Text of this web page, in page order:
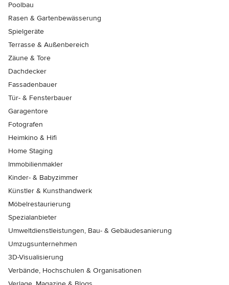
Poolbau
Rasen & Gartenbewässerung
Spielgeräte
Terrasse & Außenbereich
Zäune & Tore
Dachdecker
Fassadenbauer
Tür- & Fensterbauer
Garagentore
Fotografen
Heimkino & Hifi
Home Staging
Immobilienmakler
Kinder- & Babyzimmer
Künstler & Kunsthandwerk
Möbelrestaurierung
Spezialanbieter
Umweltdienstleistungen, Bau- & Gebäudesanierung
Umzugsunternehmen
3D-Visualisierung
Verbände, Hochschulen & Organisationen